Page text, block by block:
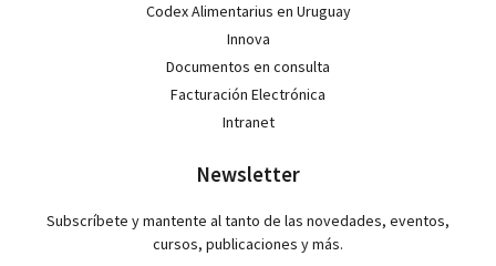
Codex Alimentarius en Uruguay
Innova
Documentos en consulta
Facturación Electrónica
Intranet
Newsletter
Subscríbete y mantente al tanto de las novedades, eventos,
cursos, publicaciones y más.